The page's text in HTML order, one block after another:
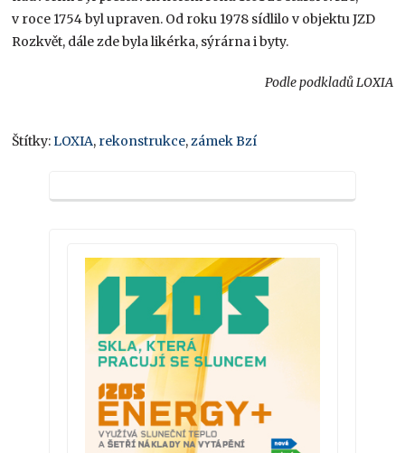
v roce 1754 byl upraven. Od roku 1978 sídlilo v objektu JZD
Rozkvět, dále zde byla likérka, sýrárna i byty.
Podle podkladů LOXIA
Štítky:LOXIA, rekonstrukce, zámek Bzí